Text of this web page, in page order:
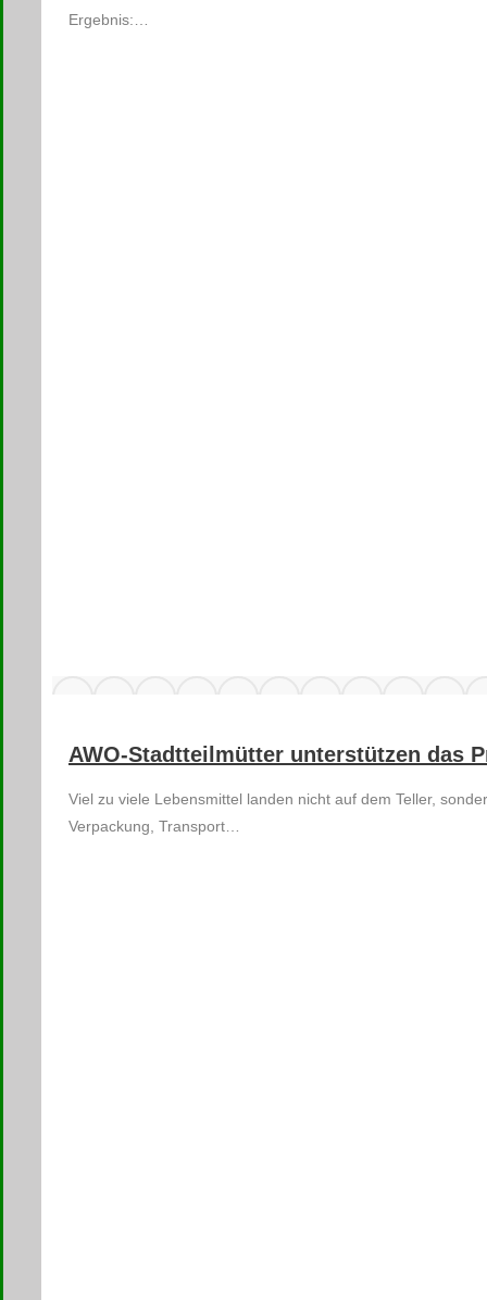
Ergebnis:…
AWO-Stadtteilmütter unterstützen das
Viel zu viele Lebensmittel landen nicht auf dem Teller,
Verpackung, Transport…